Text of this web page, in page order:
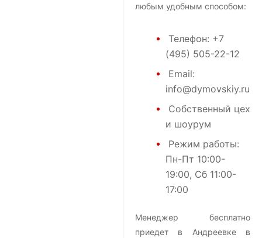
любым удобным способом:
Телефон: +7
(495) 505-22-12
Email:
info@dymovskiy.ru
Собственный цех
и шоурум
Режим работы:
Пн-Пт 10:00-
19:00, Сб 11:00-
17:00
Менеджер бесплатно
приедет в Андреевке в